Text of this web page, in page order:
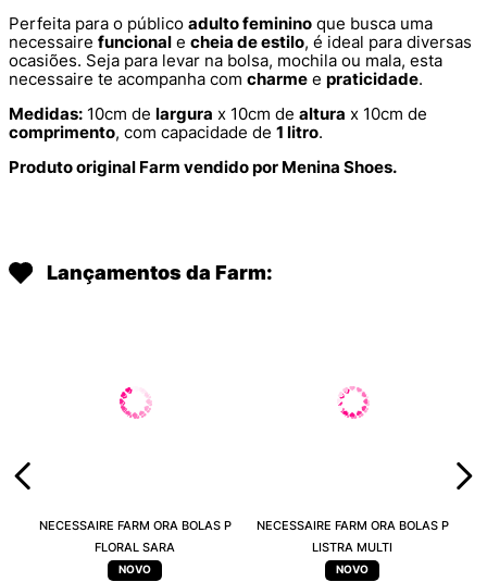
Perfeita para o público adulto feminino que busca uma
necessaire funcional e cheia de estilo, é ideal para diversas
ocasiões. Seja para levar na bolsa, mochila ou mala, esta
necessaire te acompanha com charme e praticidade.
Medidas: 10cm de largura x 10cm de altura x 10cm de
comprimento, com capacidade de 1 litro.
Produto original Farm vendido por Menina Shoes.
Lançamentos da Farm:
NECESSAIRE FARM ORA BOLAS P
FLORAL SARA
NECESSAIRE FARM ORA BOLAS P
LISTRA MULTI